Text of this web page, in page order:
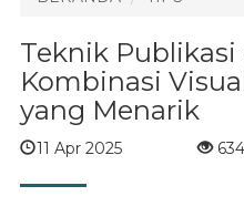
Teknik Publikasi
Kombinasi
yang Menarik
11 Apr 2025